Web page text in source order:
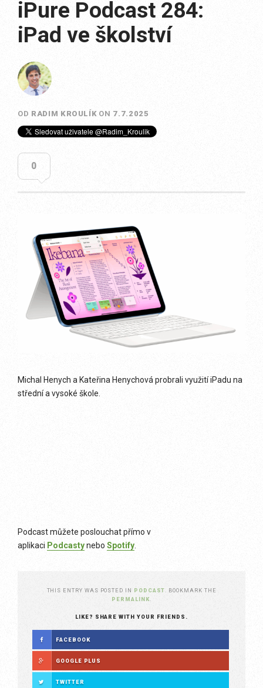
iPure Podcast 284:
iPad ve školství
OD RADIM KROULÍK ON 7.7.2025
0
Michal Henych a Kateřina Henychová probrali využití iPadu na
střední a vysoké škole.
Podcast můžete poslouchat přímo v
aplikaci Podcastynebo Spotify.
THIS ENTRY WAS POSTED IN PODCAST. BOOKMARK THE
PERMALINK.
LIKE? SHARE WITH YOUR FRIENDS.
FACEBOOK
GOOGLE PLUS
TWITTER